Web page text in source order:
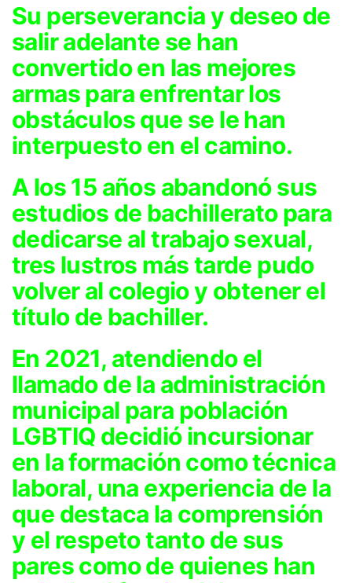
Su perseverancia y deseo de
salir adelante se han
convertido en las mejores
armas para enfrentar los
obstáculos que se le han
interpuesto en el camino.
A los 15 años abandonó sus
estudios de bachillerato para
dedicarse al trabajo sexual,
tres lustros más tarde pudo
volver al colegio y obtener el
título de bachiller.
En 2021, atendiendo el
llamado de la administración
municipal para población
LGBTIQ decidió incursionar
en la formación como técnica
laboral, una experiencia de la
que destaca la comprensión
y el respeto tanto de sus
pares como de quienes han